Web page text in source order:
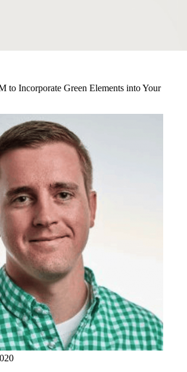
to Incorporate Green Elements into Your